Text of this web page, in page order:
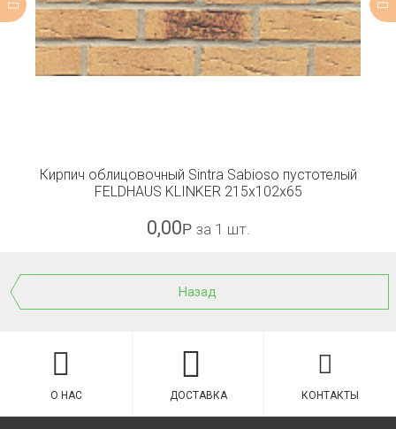
Кирпич облицовочный Sintra Sabioso пустотелый
FELDHAUS KLINKER 215x102x65
0,00Р за 1 шт.
Назад
О НАС ДОСТАВКА КОНТАКТЫ